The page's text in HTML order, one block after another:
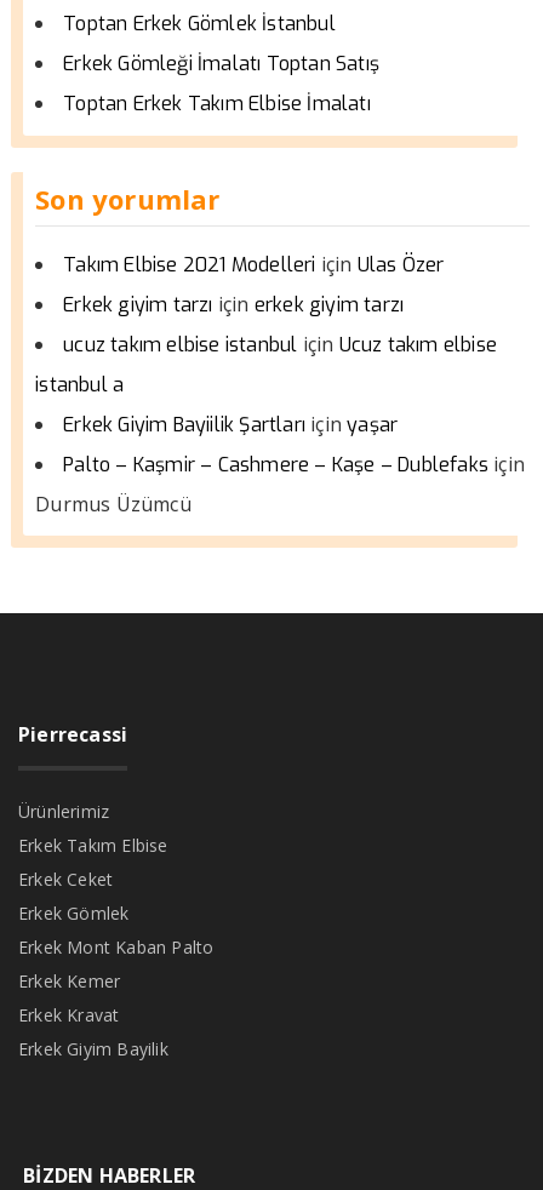
Toptan Erkek Gömlek İstanbul
Erkek Gömleği İmalatı Toptan Satış
Toptan Erkek Takım Elbise İmalatı
Son yorumlar
Takım Elbise 2021 Modelleri için Ulas Özer
Erkek giyim tarzı için erkek giyim tarzı
ucuz takım elbise istanbul için Ucuz takım elbise
istanbul a
Erkek Giyim Bayiilik Şartları içinyaşar
Palto – Kaşmir – Cashmere – Kaşe – Dublefaks için
Durmus Üzümcü
Pierrecassi
Ürünlerimiz
Erkek Takım Elbise
Erkek Ceket
Erkek Gömlek
Erkek Mont Kaban Palto
Erkek Kemer
Erkek Kravat
Erkek Giyim Bayilik
BİZDEN HABERLER